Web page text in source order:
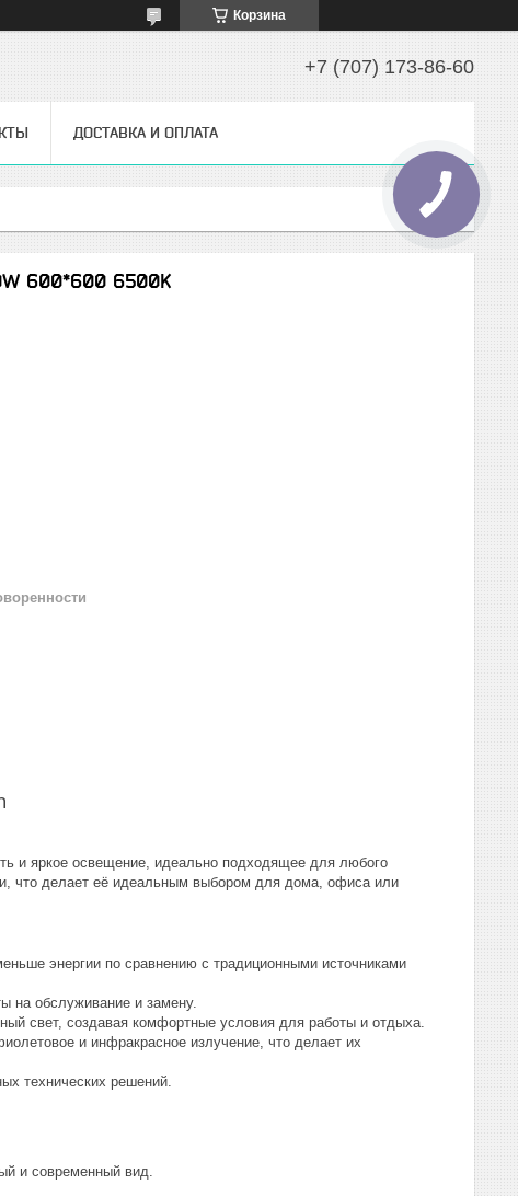
Корзина
+7 (707) 173-86-60
ДОСТАВКА И ОПЛАТА
600*600 6500K
и яркое освещение, идеально подходящее для любого
что делает её идеальным выбором для дома, офиса или
энергии по сравнению с традиционными источниками
на обслуживание и замену.
свет, создавая комфортные условия для работы и отдыха.
и инфракрасное излучение, что делает их
технических решений.
и современный вид.